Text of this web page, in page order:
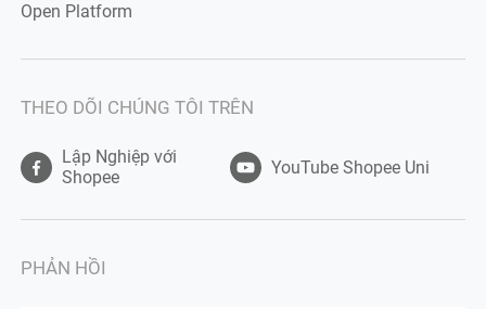
Open Platform
THEO DÕI CHÚNG TÔI TRÊN
Lập Nghiệp với
Shopee
YouTube Shopee Uni
PHẢN HỒI